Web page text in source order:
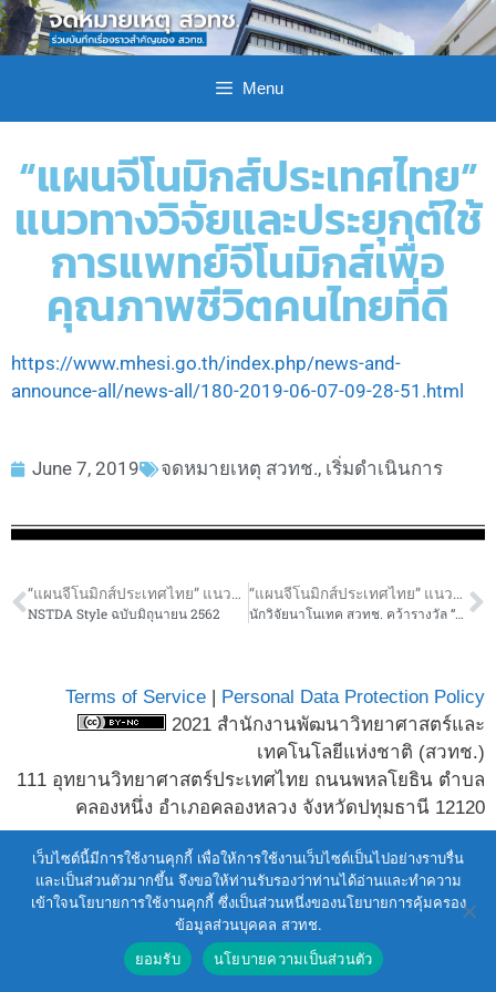
Menu
“แผนจีโนมิกส์ประเทศไทย”
แนวทางวิจัยและประยุกต์ใช้
การแพทย์จีโนมิกส์เพื่อ
คุณภาพชีวิตคนไทยที่ดี
https://www.mhesi.go.th/index.php/news-and-
announce-all/news-all/180-2019-06-07-09-28-51.html
June 7, 2019 จดหมายเหตุ สวทช., เริ่มดำเนินการ
“แผนจีโนมิกส์ประเทศไทย” แนวทางวิจัยและประยุกต์ใช้การแพทย์จีโนมิกส์เพื่อคุณภาพชีวิตคนไทยที่ดี
NSTDA Style ฉบับมิถุนายน 2562
“แผนจีโนมิกส์ประเทศไทย” แนวทางวิจัยและประยุกต์ใช้การแพทย์จีโนมิกส์เพื่อคุณภาพชีวิตคนไทยที่ดี
นักวิจัยนาโนเทค สวทช. คว้ารางวัล “ผลงานวิจัย พสวท. รุ่นใหม่” ประจำปี 2562 ประเภทผลงานตีพิมพ์คุณภาพดีเยี่ยม (The Best Publication)
Terms of Service
Personal Data Protection Policy
2021 สำนักงานพัฒนาวิทยาศาสตร์และ
เทคโนโลยีแห่งชาติ (สวทช.)
111 อุทยานวิทยาศาสตร์ประเทศไทย ถนนพหลโยธิน ตำบล
คลองหนึ่ง อำเภอคลองหลวง จังหวัดปทุมธานี 12120
เว็บไซต์นี้มีการใช้งานคุกกี้ เพื่อให้การใช้งานเว็บไซต์เป็นไปอย่างราบรื่น
และเป็นส่วนตัวมากขึ้น จึงขอให้ท่านรับรองว่าท่านได้อ่านและทำความ
เข้าใจนโยบายการใช้งานคุกกี้ ซึ่งเป็นส่วนหนึ่งของนโยบายการคุ้มครอง
ข้อมูลส่วนบุคคล สวทช.
ยอมรับ
นโยบายความเป็นส่วนตัว